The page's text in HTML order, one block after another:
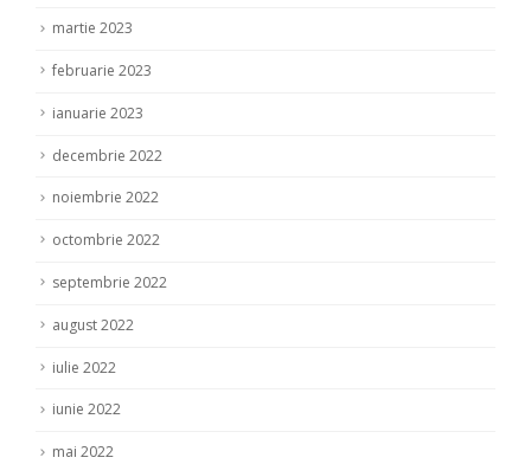
martie 2023
februarie 2023
ianuarie 2023
decembrie 2022
noiembrie 2022
octombrie 2022
septembrie 2022
august 2022
iulie 2022
iunie 2022
mai 2022